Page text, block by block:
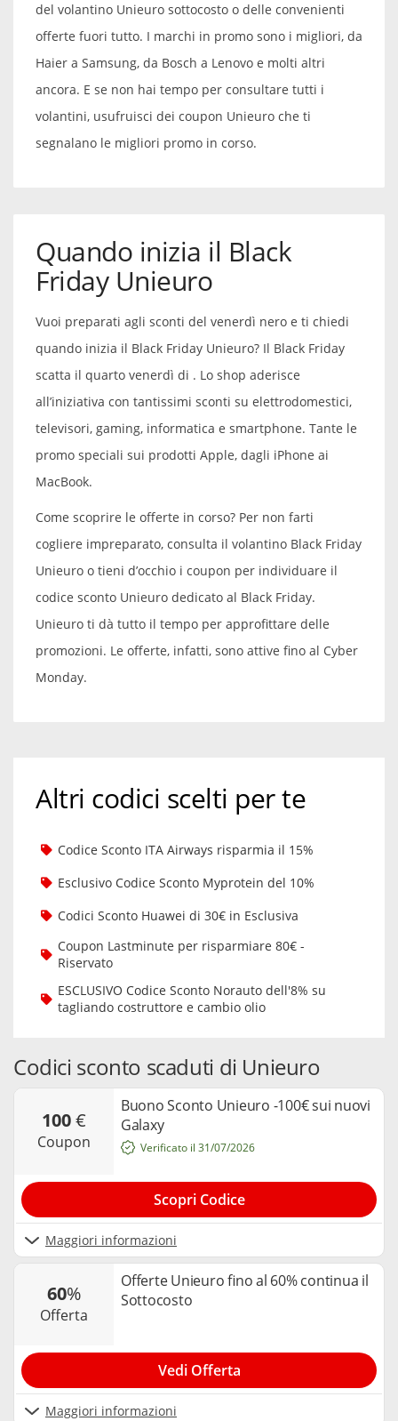
del volantino Unieuro sottocosto o delle convenienti
offerte fuori tutto. I marchi in promo sono i migliori, da
Haier a Samsung, da Bosch a Lenovo e molti altri
ancora. E se non hai tempo per consultare tutti i
volantini, usufruisci dei coupon Unieuro che ti
segnalano le migliori promo in corso.
Quando inizia il Black
Friday Unieuro
Vuoi preparati agli sconti del venerdì nero e ti chiedi
quando inizia il Black Friday Unieuro? Il Black Friday
scatta il quarto venerdì di . Lo shop aderisce
all’iniziativa con tantissimi sconti su elettrodomestici,
televisori, gaming, informatica e smartphone. Tante le
promo speciali sui prodotti Apple, dagli iPhone ai
MacBook.
Come scoprire le offerte in corso? Per non farti
cogliere impreparato, consulta il volantino Black Friday
Unieuro o tieni d’occhio i coupon per individuare il
codice sconto Unieuro dedicato al Black Friday.
Unieuro ti dà tutto il tempo per approfittare delle
promozioni. Le offerte, infatti, sono attive fino al Cyber
Monday.
Altri codici scelti per te
Codice Sconto ITA Airways risparmia il 15%
Esclusivo Codice Sconto Myprotein del 10%
Codici Sconto Huawei di 30€ in Esclusiva
Coupon Lastminute per risparmiare 80€ -
Riservato
ESCLUSIVO Codice Sconto Norauto dell'8% su
tagliando costruttore e cambio olio
Codici sconto scaduti di Unieuro
100€
coupon
Buono Sconto Unieuro -100€ sui nuovi
Galaxy
Maggiori informazioni
Verificato il 31/07/2026
Scopri Codice
60%
offerta
Offerte Unieuro fino al 60% continua il
Sottocosto
Maggiori informazioni
Vedi Offerta